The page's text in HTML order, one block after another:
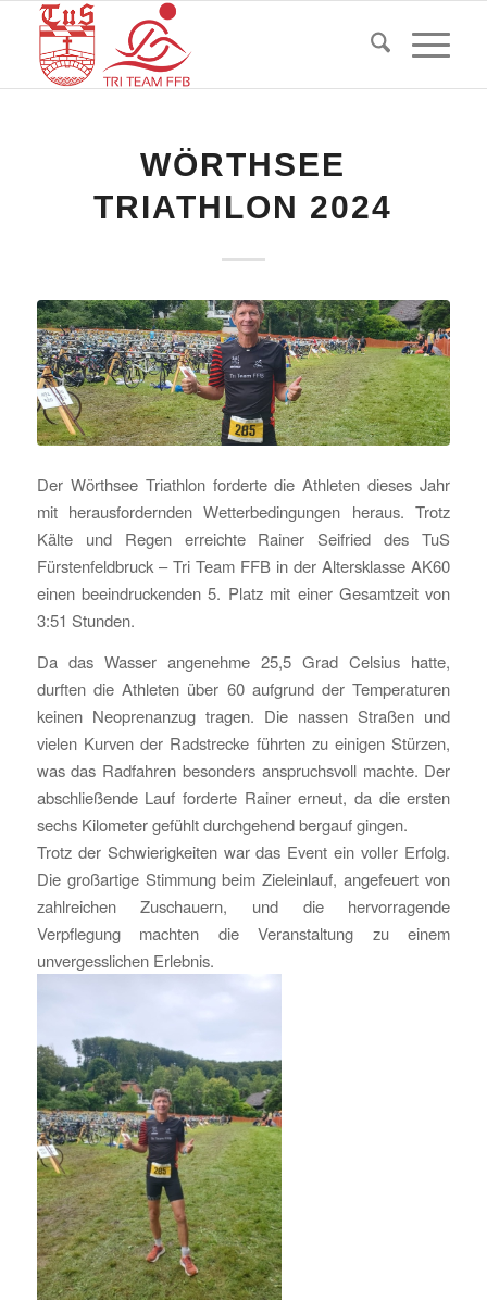
WÖRTHSEE
TRIATHLON 2024
Der Wörthsee Triathlon forderte die Athleten dieses Jahr
mit herausfordernden Wetterbedingungen heraus. Trotz
Kälte und Regen erreichte Rainer Seifried des TuS
Fürstenfeldbruck – Tri Team FFB in der Altersklasse AK60
einen beeindruckenden 5. Platz mit einer Gesamtzeit von
3:51 Stunden.
Da das Wasser angenehme 25,5 Grad Celsius hatte,
durften die Athleten über 60 aufgrund der Temperaturen
keinen Neoprenanzug tragen. Die nassen Straßen und
vielen Kurven der Radstrecke führten zu einigen Stürzen,
was das Radfahren besonders anspruchsvoll machte. Der
abschließende Lauf forderte Rainer erneut, da die ersten
sechs Kilometer gefühlt durchgehend bergauf gingen.
Trotz der Schwierigkeiten war das Event ein voller Erfolg.
Die großartige Stimmung beim Zieleinlauf, angefeuert von
zahlreichen Zuschauern, und die hervorragende
Verpflegung machten die Veranstaltung zu einem
unvergesslichen Erlebnis.